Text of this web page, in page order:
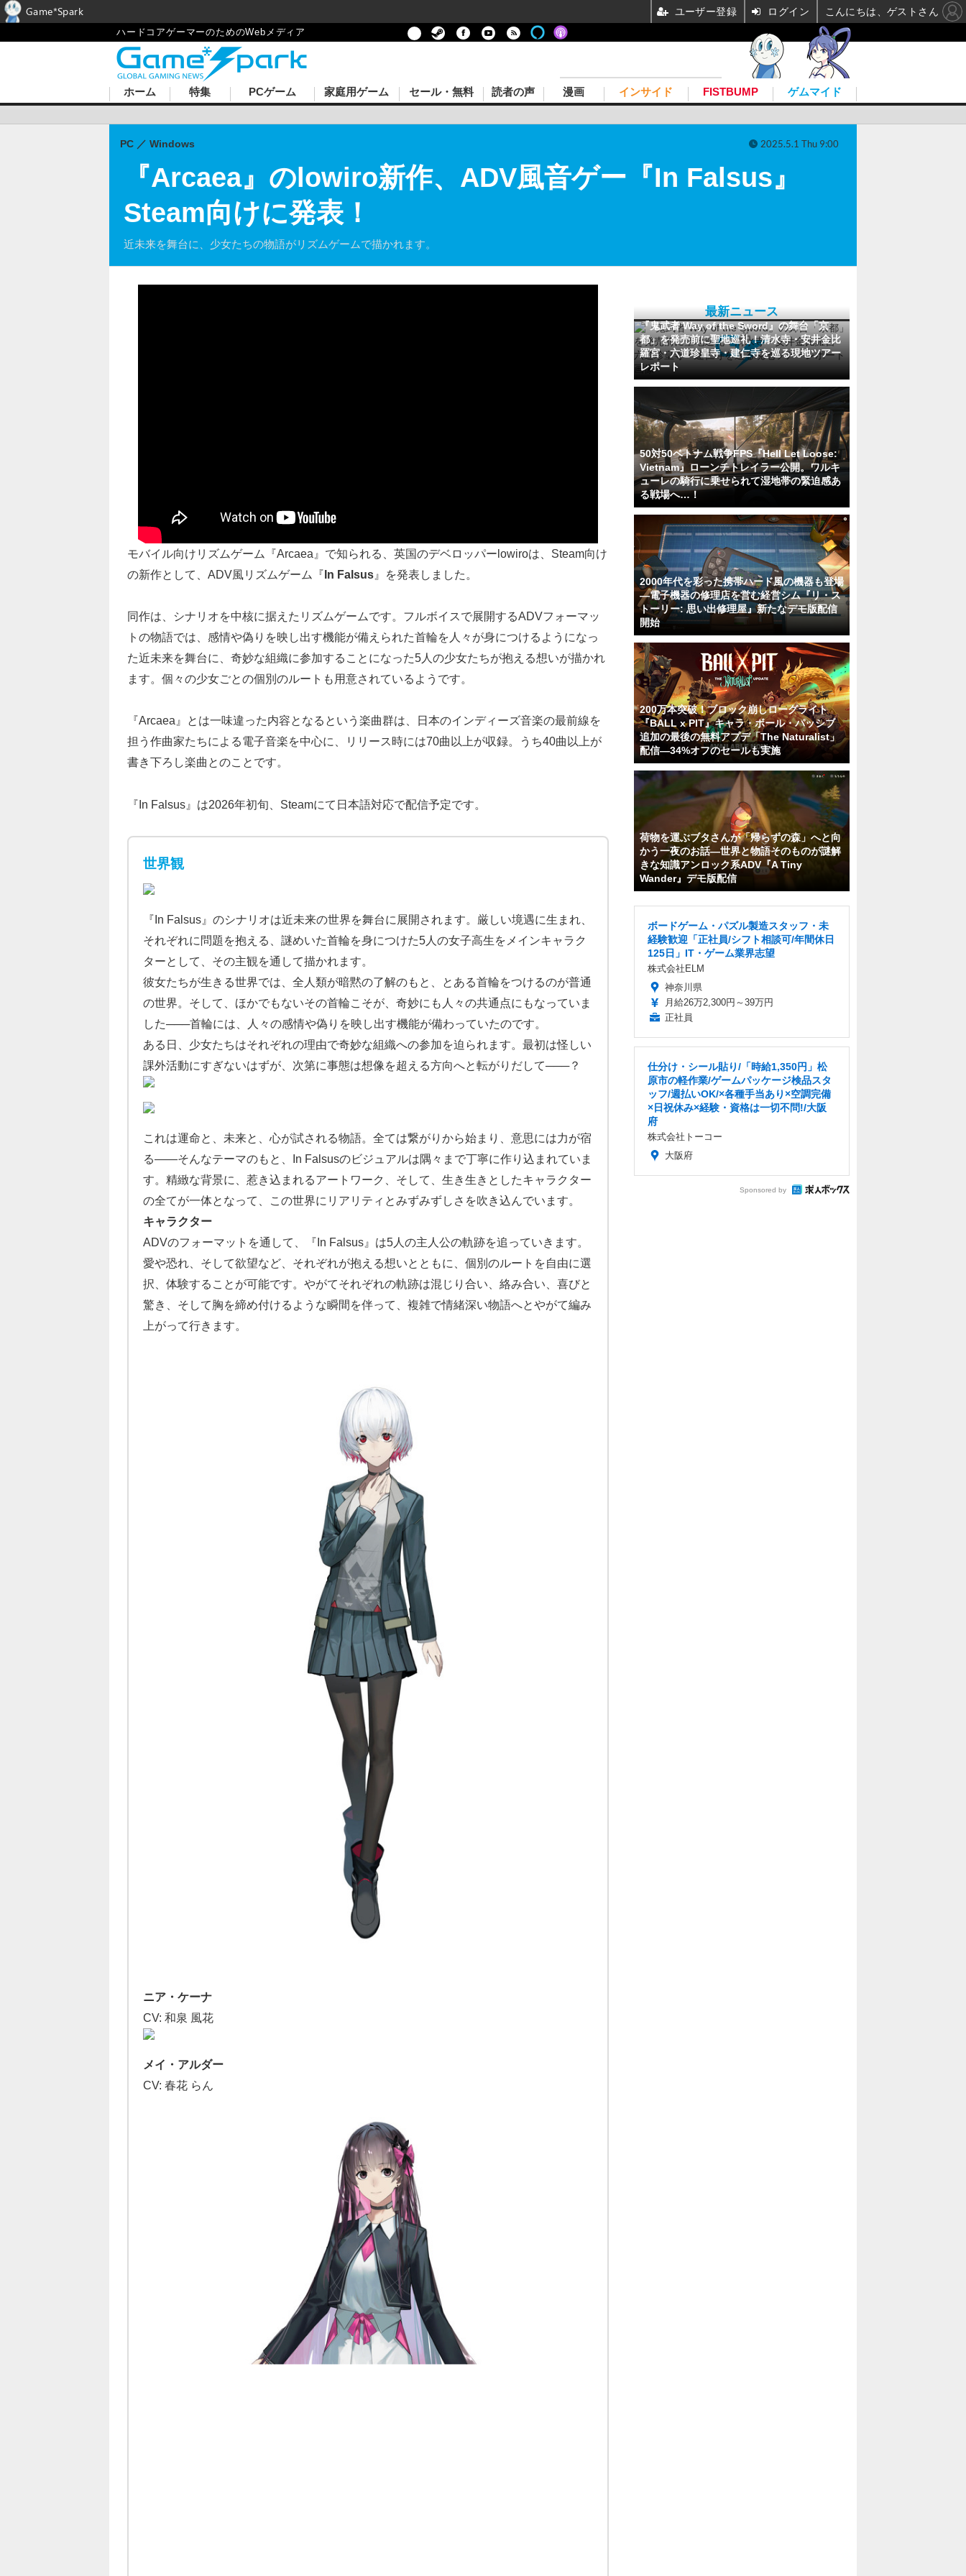
ハードコアゲーマーのためのWebメディア
ホーム 特集 PCゲーム 家庭用ゲーム セール・無料 読者の声 漫画 インサイド FISTBUMP ゲムマイド
『Arcaea』のlowiro新作、ADV風音ゲー『In Falsus』
Steam向けに発表！
近未来を舞台に、少女たちの物語がリズムゲームで描かれます。
PC Windows 2025.5.1 Thu 9:00
モバイル向けリズムゲーム『Arcaea』で知られる、英国のデベロッパーlowiroは、Steam向け
の新作として、ADV風リズムゲーム『In Falsus 』を発表しました。
同作は、シナリオを中核に据えたリズムゲームです。フルボイスで展開するADVフォーマッ
トの物語では、感情や偽りを映し出す機能が備えられた首輪を人々が身につけるようになっ
た近未来を舞台に、奇妙な組織に参加することになった5人の少女たちが抱える想いが描かれ
ます。個々の少女ごとの個別のルートも用意されているようです。
『Arcaea』とは一味違った内容となるという楽曲群は、日本のインディーズ音楽の最前線を
担う作曲家たちによる電子音楽を中心に、リリース時には70曲以上が収録。うち40曲以上が
書き下ろし楽曲とのことです。
『In Falsus』は2026年初旬、Steamにて日本語対応で配信予定です。
世界観
『In Falsus』のシナリオは近未来の世界を舞台に展開されます。厳しい境遇に生まれ、
それぞれに問題を抱える、謎めいた首輪を身につけた5人の女子高生をメインキャラク
ターとして、その主観を通して描かれます。
彼女たちが生きる世界では、全人類が暗黙の了解のもと、とある首輪をつけるのが普通
の世界。そして、ほかでもないその首輪こそが、奇妙にも人々の共通点にもなっていま
した───首輪には、人々の感情や偽りを映し出す機能が備わっていたのです。
ある日、少女たちはそれぞれの理由で奇妙な組織への参加を迫られます。最初は怪しい
課外活動にすぎないはずが、次第に事態は想像を超える方向へと転がりだして───？
これは運命と、未来と、心が試される物語。全ては繋がりから始まり、意思には力が宿
る――そんなテーマのもと、In Falsusのビジュアルは隅々まで丁寧に作り込まれていま
す。精緻な背景に、惹き込まれるアートワーク、そして、生き生きとしたキャラクター
の全てが一体となって、この世界にリアリティとみずみずしさを吹き込んでいます。
キャラクター
ADVのフォーマットを通して、『In Falsus』は5人の主人公の軌跡を追っていきます。
愛や恐れ、そして欲望など、それぞれが抱える想いとともに、個別のルートを自由に選
択、体験することが可能です。やがてそれぞれの軌跡は混じり合い、絡み合い、喜びと
驚き、そして胸を締め付けるような瞬間を伴って、複雑で情緒深い物語へとやがて編み
上がって行きます。
ニア・ケーナ
CV: 和泉 風花
メイ・アルダー
CV: 春花 らん
最新ニュース
『鬼武者 Way of the Sword』の舞台「京
都」を発売前に聖地巡礼！清水寺・安井金比
羅宮・六道珍皇寺・建仁寺を巡る現地ツアー
レポート
50対50ベトナム戦争FPS『Hell Let Loose:
Vietnam』ローンチトレイラー公開。ワルキ
ューレの騎行に乗せられて湿地帯の緊迫感あ
る戦場へ…！
2000年代を彩った携帯ハード風の機器も登場
―電子機器の修理店を営む経営シム『リ・ス
トーリー: 思い出修理屋』新たなデモ版配信
開始
200万本突破！ブロック崩しローグライト
『BALL x PIT』キャラ・ボール・パッシブ
追加の最後の無料アプデ「The Naturalist」
配信―34%オフのセールも実施
荷物を運ぶブタさんが「帰らずの森」へと向
かう一夜のお話―世界と物語そのものが謎解
きな知識アンロック系ADV『A Tiny
Wander』デモ版配信
ボードゲーム・パズル製造スタッフ・未
経験歓迎「正社員/シフト相談可/年間休日
125日」IT・ゲーム業界志望
株式会社ELM
神奈川県
月給26万2,300円～39万円
正社員
仕分け・シール貼り/「時給1,350円」松
原市の軽作業/ゲームパッケージ検品スタ
ッフ/週払いOK/×各種手当あり×空調完備
×日祝休み×経験・資格は一切不問!/大阪
府
株式会社トーコー
大阪府
Sponsored by
Game*Spark ユーザー登録 ログイン こんにちは、ゲストさん